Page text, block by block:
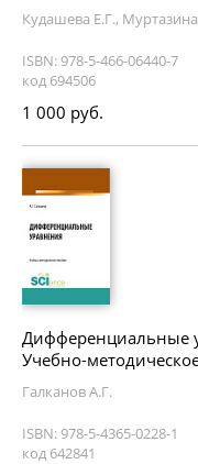
Кудашева Е.Г.,
ISBN: 978-5-466-06440-7
код 694506
1 000 руб.
Дифференциальные
Учебно-
Галканов А.Г.
ISBN: 978-5-4365-0228-1
код 642841